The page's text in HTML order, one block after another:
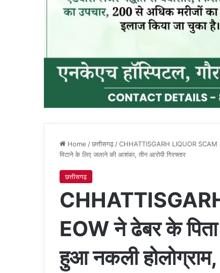
Home /छत्तीसगढ़ /CHHATTISGARH LIQUOR SCAM
मिटाने के लिए जलाने की आशंका, तीन आरोपी गिरफ्तार
छत्तीसगढ़
EOW ने ढेबर के
हुआ नकली